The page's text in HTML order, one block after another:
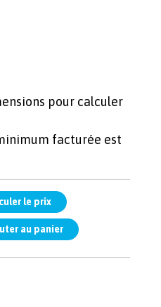
pour calculer
facturée est